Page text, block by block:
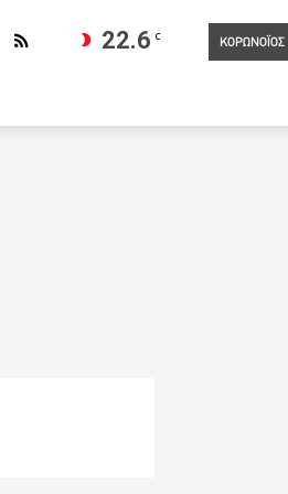
22.6 C
ΚΟΡΩΝΟΪΟΣ
δαπάνες από δράσεις εταιρικής